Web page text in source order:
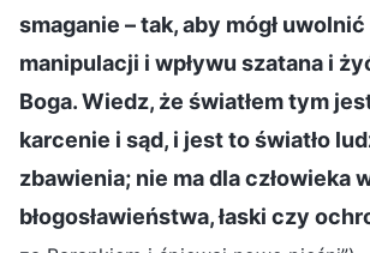
smaganie – tak, aby mógł
manipulacji i wpływu szatana i
Boga. Wiedz, że światłem tym
karcenie i sąd, i jest to światło
zbawienia; nie ma dla człowieka
błogosławieństwa, łaski czy